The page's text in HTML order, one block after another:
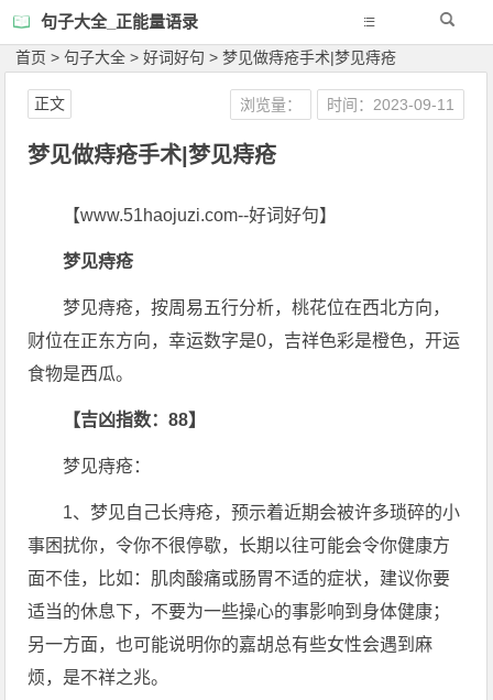
句子大全_正能量语录
首页 >句子大全 >好词好句 >梦见做痔疮手术|梦见痔疮
梦见做痔疮手术|梦见痔疮
浏览量： 时间：2023-09-11
正文
【www.51haojuzi.com--好词好句】
梦见痔疮
梦见痔疮，按周易五行分析，桃花位在西北方向，
财位在正东方向，幸运数字是0，吉祥色彩是橙色，开运
食物是西瓜。
【吉凶指数：88】
梦见痔疮：
1、梦见自己长痔疮，预示着近期会被许多琐碎的小
事困扰你，令你不很停歇，长期以往可能会令你健康方
面不佳，比如：肌肉酸痛或肠胃不适的症状，建议你要
适当的休息下，不要为一些操心的事影响到身体健康；
另一方面，也可能说明你的嘉胡总有些女性会遇到麻
烦，是不祥之兆。